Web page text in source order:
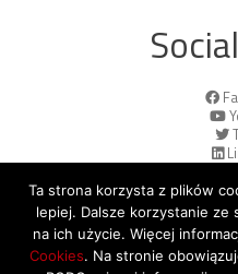
© 2026 Copyright
Ta strona korzysta z plików
lepiej. Dalsze korzystanie ze
na ich użycie. Więcej
Cookies. Na stronie